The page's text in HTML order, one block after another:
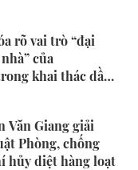
rõ vai trò “đại
của
khai thác dầu
Văn Giang giải
Phòng, chống
hủy diệt hàng loạt